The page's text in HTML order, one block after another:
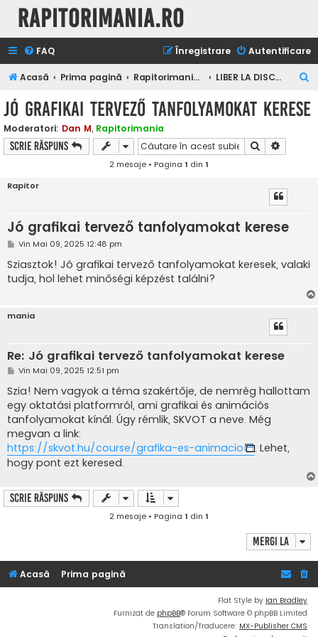
Rapitorimania.ro
FAQ Autentificare
Înregistrare
Acasă Prima pagină Rapitorimania.ro LIBER LA DISCUTII
u
Jó grafikai tervező tanfolyamokat kerese
Moderatori: Dan M, Rapitorimania
Scrie răspuns Căutare
2 mesaje • Pagina 1 din 1
Rapitor
Jó grafikai tervező tanfolyamokat kerese
M
s
a
j
Vin Mai 09, 2025 12:48 pm
Sziasztok! Jó grafikai tervező tanfolyamokat keresek, valaki
tudja, hol lehet minőségi képzést találni?
mania
Re: Jó grafikai tervező tanfolyamokat kerese
M
s
a
j
Vin Mai 09, 2025 12:51 pm
Szia! Nem vagyok a téma szakértője, de nemrég hallottam
egy oktatási platformról, ami grafikai és animációs
tanfolyamokat kínál. Úgy rémlik, SKVOT a neve. Még
megvan a link:
https://skvot.hu/course/grafika-es-animacio
. Lehet,
hogy pont ezt keresed.
Scrie răspuns
2 mesaje • Pagina 1 din 1
Mergi la
Acasă Prima pagină
Flat Style by Ian Bradley
Furnizat de phpBB® Forum Software © phpBB Limited
Translation/Traducere: MX-Publisher CMS